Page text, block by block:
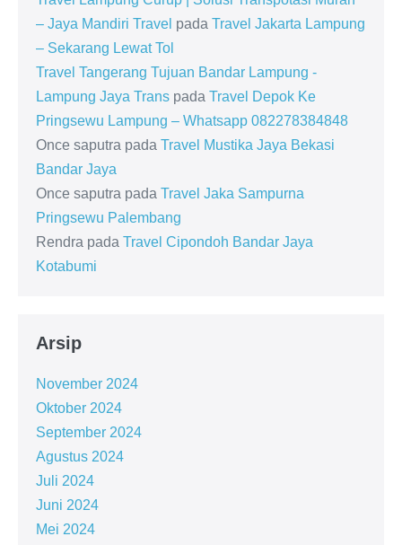
– Jaya Mandiri Travel pada Travel Jakarta Lampung
– Sekarang Lewat Tol
Travel Tangerang Tujuan Bandar Lampung -
Lampung Jaya Trans pada Travel Depok Ke
Pringsewu Lampung – Whatsapp 082278384848
Once saputra pada Travel Mustika Jaya Bekasi
Bandar Jaya
Once saputra pada Travel Jaka Sampurna
Pringsewu Palembang
Rendra pada Travel Cipondoh Bandar Jaya
Kotabumi
Arsip
November 2024
Oktober 2024
September 2024
Agustus 2024
Juli 2024
Juni 2024
Mei 2024